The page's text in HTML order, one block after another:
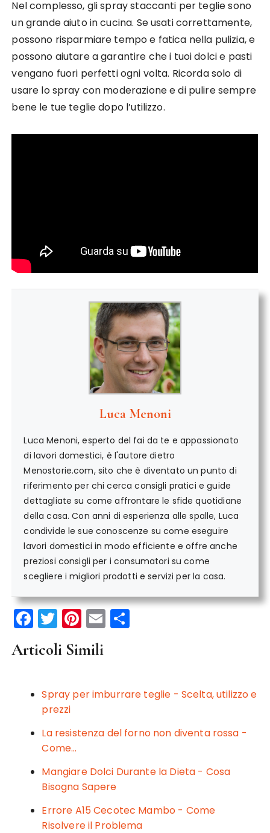
Nel complesso, gli spray staccanti per teglie sono
un grande aiuto in cucina. Se usati correttamente,
possono risparmiare tempo e fatica nella pulizia, e
possono aiutare a garantire che i tuoi dolci e pasti
vengano fuori perfetti ogni volta. Ricorda solo di
usare lo spray con moderazione e di pulire sempre
bene le tue teglie dopo l’utilizzo.
Luca Menoni
Luca Menoni, esperto del fai da te e appassionato
di lavori domestici, è l'autore dietro
Menostorie.com, sito che è diventato un punto di
riferimento per chi cerca consigli pratici e guide
dettagliate su come affrontare le sfide quotidiane
della casa. Con anni di esperienza alle spalle, Luca
condivide le sue conoscenze su come eseguire
lavori domestici in modo efficiente e offre anche
preziosi consigli per i consumatori su come
scegliere i migliori prodotti e servizi per la casa.
F
a
c
b
o
o
k
T
w
it
r
Pi
n
te
st
E
m
vi
Articoli Simili
Spray per imburrare teglie - Scelta, utilizzo e
prezzi
La resistenza del forno non diventa rossa -
Come…
Mangiare Dolci Durante la Dieta - Cosa
Bisogna Sapere
Errore A15 Cecotec Mambo - Come
Risolvere il Problema